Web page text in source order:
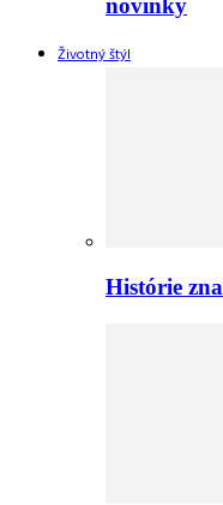
novinky
Životný štýl
Histórie